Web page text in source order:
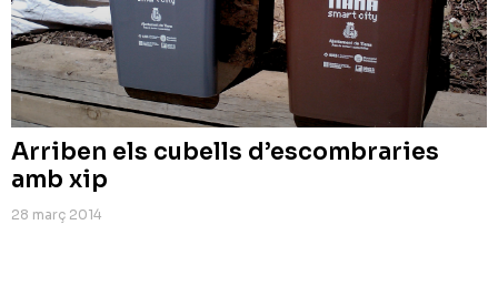
Arriben els cubells d’escombraries
amb xip
28 març 2014